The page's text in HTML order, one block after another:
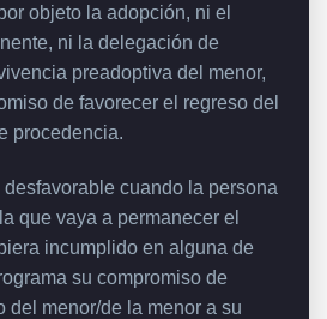
objeto la adopción, ni el
ni la delegación de
preadoptiva del menor,
de favorecer el regreso del
procedencia.
cuando la persona
que vaya a permanecer el
incumplido en alguna de
su compromiso de
del menor/de la menor a su